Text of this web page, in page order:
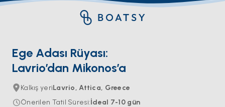
Ege Adası Rüyası:
Lavrio’dan Mikonos’a
Kalkış yeriLavrio, Attica, Greece
Önerilen Tatil Süresi:İdeal 7-10 gün